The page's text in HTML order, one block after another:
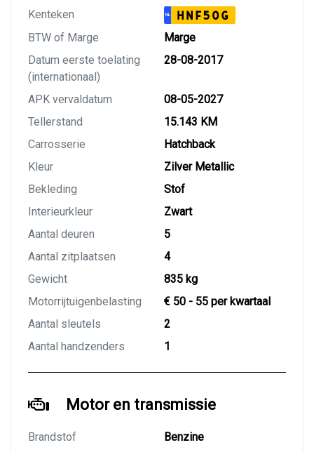
Kenteken NL HNF50G
BTW of Marge
Marge
Datum eerste toelating
(internationaal)
28-08-2017
APK vervaldatum
08-05-2027
Tellerstand
15.143 KM
Carrosserie
Hatchback
Kleur
Zilver Metallic
Bekleding
Stof
Interieurkleur
Zwart
Aantal deuren
5
Aantal zitplaatsen
4
Gewicht
835 kg
Motorrijtuigenbelasting
€ 50 - 55 per kwartaal
Aantal sleutels
2
Aantal handzenders
1
Motor en transmissie
Brandstof
Benzine